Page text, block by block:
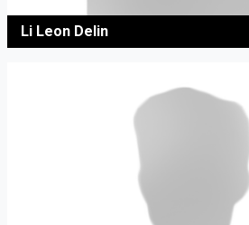
Li Leon Delin